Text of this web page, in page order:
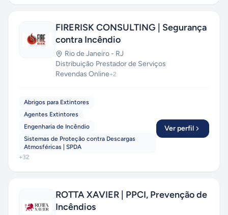
FIRERISK CONSULTING | Segurança
contra Incêndio
Rio de Janeiro - RJ
Distribuição·Prestador de Serviços·
Revendas Online+2
Abrigos para Extintores
Agentes Extintores
Engenharia de Incêndio
Sistemas de Proteção contra Descargas
Atmosféricas | SPDA
+32
Ver perfil
ROTTA XAVIER | PPCI, Prevenção de
Incêndios